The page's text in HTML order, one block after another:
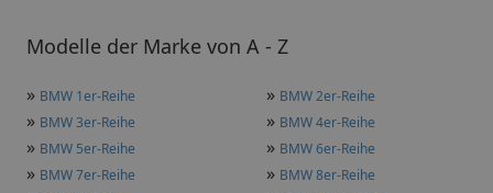
Modelle der Marke von A - Z
» BMW 1er-Reihe » BMW 2er-Reihe
» BMW 3er-Reihe » BMW 4er-Reihe
» BMW 5er-Reihe » BMW 6er-Reihe
» BMW 7er-Reihe » BMW 8er-Reihe